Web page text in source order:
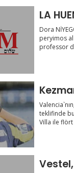
LA
Dora
peryimos
professor
teklifinde
Villa ile flört